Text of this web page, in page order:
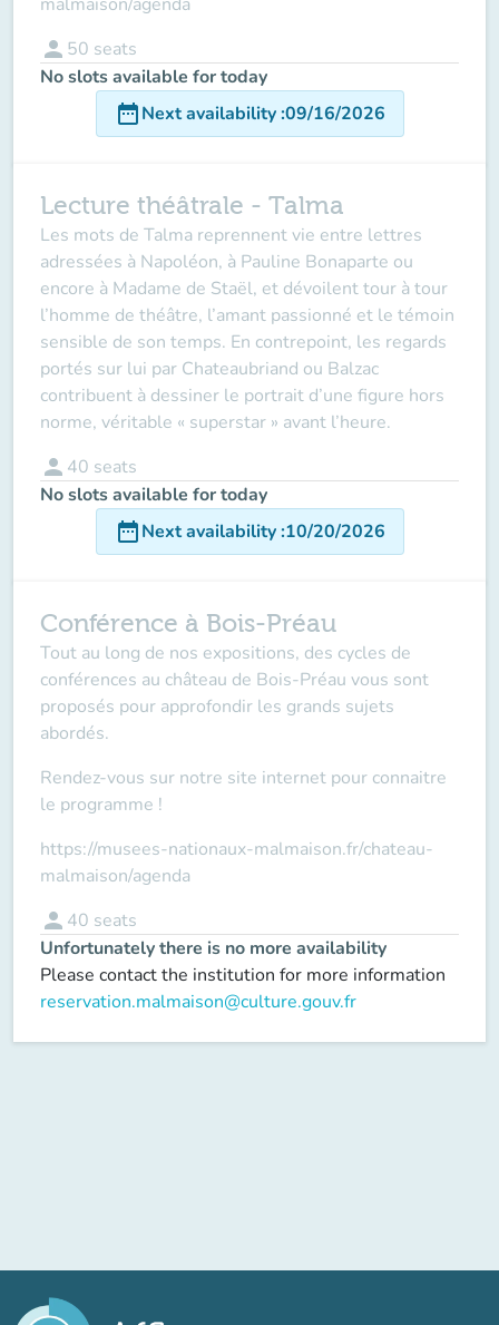
person 50 seats
No slots available for today
date_rangeNext availability:09/16/2026
Lecture théâtrale - Talma
Les mots de Talma reprennent vie entre lettres
adressées à Napoléon, à Pauline Bonaparte ou
encore à Madame de Staël, et dévoilent tour à tour
l’homme de théâtre, l’amant passionné et le témoin
sensible de son temps. En contrepoint, les regards
portés sur lui par Chateaubriand ou Balzac
contribuent à dessiner le portrait d’une figure hors
norme, véritable « superstar » avant l’heure.
person 40 seats
No slots available for today
date_rangeNext availability:10/20/2026
Conférence à Bois-Préau
Tout au long de nos expositions, des cycles de
conférences au château de Bois-Préau vous sont
proposés pour approfondir les grands sujets
abordés.
Rendez-vous sur notre site internet pour connaitre
le programme !
https://musees-nationaux-malmaison.fr/chateau-
malmaison/agenda
person 40 seats
Unfortunately there is no more availability
Please contact the institution for more information
reservation.malmaison@culture.gouv.fr